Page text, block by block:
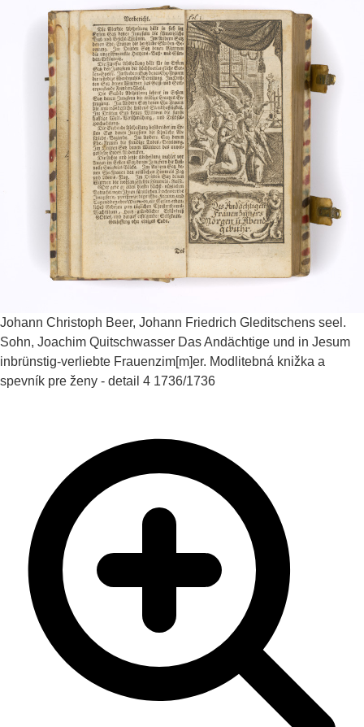
Johann Christoph Beer, Johann Friedrich Gleditschens seel.
Sohn, Joachim Quitschwasser Das Andächtige und in Jesum
inbrünstig-verliebte Frauenzim[m]er. Modlitebná knižka a
spevník pre ženy - detail 4 1736/1736